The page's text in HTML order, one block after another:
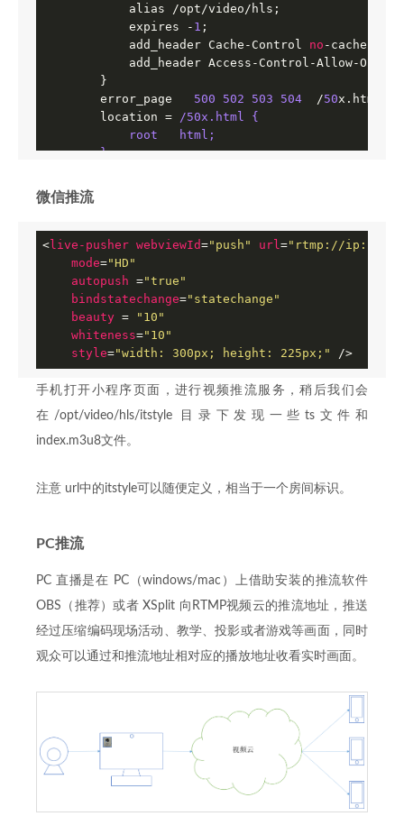
            alias /opt/video/hls;
            expires -
1 ;
            add_header Cache-Control
no -cache;
add_header Access-Control-Allow-
        }
        error_page
500 502 503 504
  /
50x.html;
        location =
/50x.html {
            root   html;
        }
微信推流
<live-pusher webviewId="push" url="rtmp://
mode="HD"
autopush ="true"
bindstatechange="statechange"
beauty =
"10"
whiteness="10"
style="width: 300px; height: 225px;" />
手机打开小程序页面，进行视频推流服务，稍后我们会
在/opt/video/hls/itstyle 目录下发现一些ts文件和
index.m3u8文件。
注意 url中的itstyle可以随便定义，相当于一个房间标识。
PC推流
PC 直播是在 PC（windows/mac）上借助安装的推流软件
OBS（推荐）或者 XSplit 向RTMP视频云的推流地址，推送
经过压缩编码现场活动、教学、投影或者游戏等画面，同时
观众可以通过和推流地址相对应的播放地址收看实时画面。